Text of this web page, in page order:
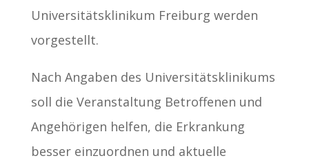
Universitätsklinikum Freiburg werden
vorgestellt.
Nach Angaben des Universitätsklinikums
soll die Veranstaltung Betroffenen und
Angehörigen helfen, die Erkrankung
besser einzuordnen und aktuelle